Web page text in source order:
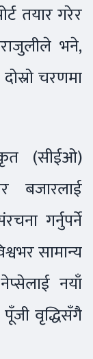
तयार गरेर
भने,
चरणमा
(सीईओ)
बजारलाई
गर्नुपर्ने
सामान्य
नयाँ
वृद्धिसँगै